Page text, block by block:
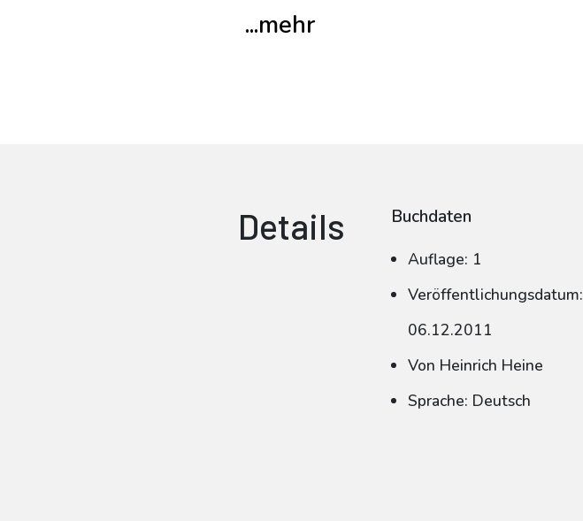
...mehr
Details Buchdaten
Auflage: 1
Veröffentlichungsdatum:
06.12.2011
Von Heinrich Heine
Sprache: Deutsch